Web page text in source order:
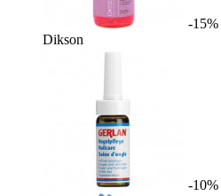
-15%
Dikson
-10%